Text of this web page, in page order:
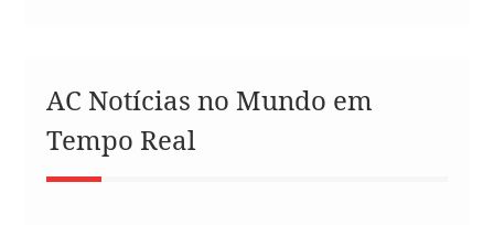
AC Notícias no Mundo em
Tempo Real